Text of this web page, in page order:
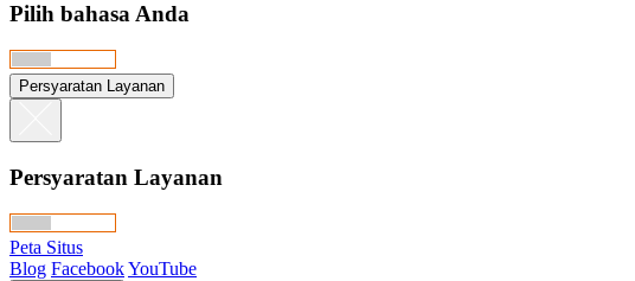
Pilih bahasa Anda
Persyaratan Layanan
Persyaratan Layanan
Peta Situs
Blog FacebookYouTube